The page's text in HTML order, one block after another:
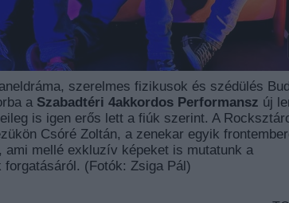
szerelmes fizikusok és szédülés
a Szabadtéri 4akkordos Performansz új
is igen erős lett a fiúk szerint. A
Csóré Zoltán, a zenekar egyik
ami mellé exkluzív képeket is mutatunk a
(Fotók: Zsiga Pál)